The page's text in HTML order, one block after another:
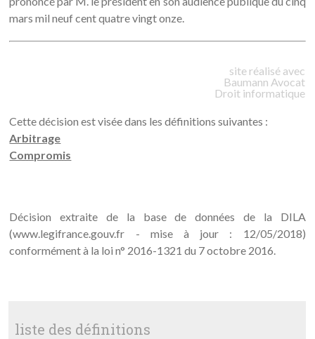
mars mil neuf cent quatre vingt onze.
site réalisé avec
Baumann Avocat
Droit informatique
Cette décision est visée dans les définitions suivantes :
Arbitrage
Compromis
Décision extraite de la base de données de la DILA
(www.legifrance.gouv.fr - mise à jour : 12/05/2018)
conformément à la loi n° 2016-1321 du 7 octobre 2016.
liste des définitions